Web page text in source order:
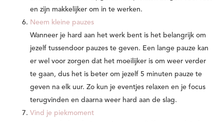
en zijn makkelijker om in te werken.
Neem kleine pauzes
Wanneer je hard aan het werk bent is het belangrijk om
jezelf tussendoor pauzes te geven. Een lange pauze kan
er wel voor zorgen dat het moeilijker is om weer verder
te gaan, dus het is beter om jezelf 5 minuten pauze te
geven na elk uur. Zo kun je eventjes relaxen en je focus
terugvinden en daarna weer hard aan de slag.
Vind je piekmoment